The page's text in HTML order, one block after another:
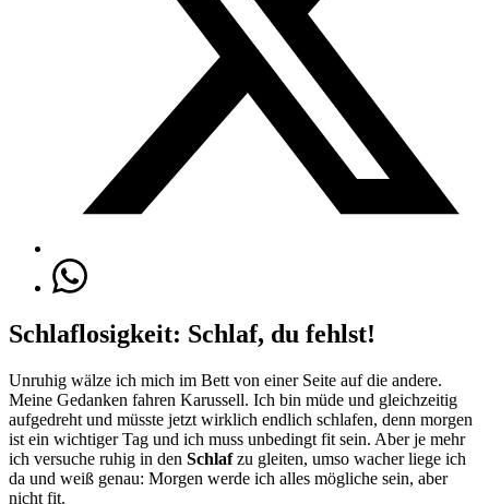
Schlaflosigkeit: Schlaf, du fehlst!
Unruhig wälze ich mich im Bett von einer Seite auf die andere.
Meine Gedanken fahren Karussell. Ich bin müde und gleichzeitig
aufgedreht und müsste jetzt wirklich endlich schlafen, denn morgen
ist ein wichtiger Tag und ich muss unbedingt fit sein. Aber je mehr
ich versuche ruhig in den Schlafzu gleiten, umso wacher liege ich
da und weiß genau: Morgen werde ich alles mögliche sein, aber
nicht fit.